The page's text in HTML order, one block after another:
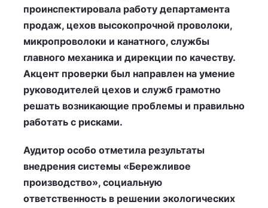
проинспектировала работу департамента
продаж, цехов высокопрочной проволоки,
микропроволоки и канатного, службы
главного механика и дирекции по качеству.
Акцент проверки был направлен на умение
руководителей цехов и служб грамотно
решать возникающие проблемы и правильно
работать с рисками.
Аудитор особо отметила результаты
внедрения системы «Бережливое
производство», социальную
ответственность в решении экологических